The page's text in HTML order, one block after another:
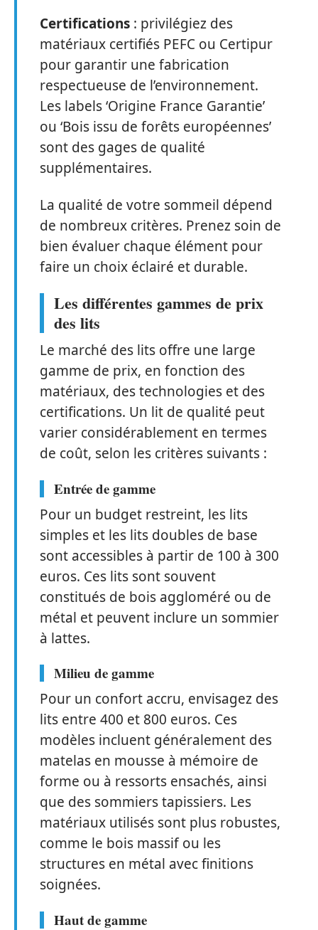
Certifications : privilégiez des
matériaux certifiés PEFC ou Certipur
pour garantir une fabrication
respectueuse de l’environnement.
Les labels ‘Origine France Garantie’
ou ‘Bois issu de forêts européennes’
sont des gages de qualité
supplémentaires.
La qualité de votre sommeil dépend
de nombreux critères. Prenez soin de
bien évaluer chaque élément pour
faire un choix éclairé et durable.
Les différentes gammes de prix
des lits
Le marché des lits offre une large
gamme de prix, en fonction des
matériaux, des technologies et des
certifications. Un lit de qualité peut
varier considérablement en termes
de coût, selon les critères suivants :
Entrée de gamme
Pour un budget restreint, les lits
simples et les lits doubles de base
sont accessibles à partir de 100 à 300
euros. Ces lits sont souvent
constitués de bois aggloméré ou de
métal et peuvent inclure un sommier
à lattes.
Milieu de gamme
Pour un confort accru, envisagez des
lits entre 400 et 800 euros. Ces
modèles incluent généralement des
matelas en mousse à mémoire de
forme ou à ressorts ensachés, ainsi
que des sommiers tapissiers. Les
matériaux utilisés sont plus robustes,
comme le bois massif ou les
structures en métal avec finitions
soignées.
Haut de gamme